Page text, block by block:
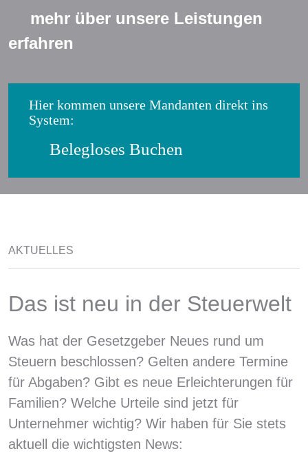
mehr über unsere Leistungen
erfahren
Hier kommen unsere Mandanten direkt ins
System:
Belegloses Buchen
AKTUELLES
Das ist neu in der Steuerwelt
Was hat der Gesetzgeber Neues rund um
Steuern beschlossen? Gelten andere Termine
für Abgaben? Gibt es neue Erleichterungen für
Familien? Welche Urteile sind jetzt für
Unternehmer wichtig? Wir haben für Sie stets
aktuell die wichtigsten News: